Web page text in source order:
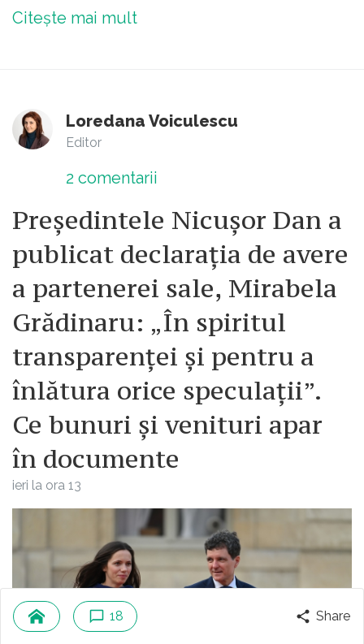
Citește mai mult
Loredana Voiculescu
Editor
2 comentarii
Președintele Nicușor Dan a
publicat declarația de avere
a partenerei sale, Mirabela
Grădinaru: „În spiritul
transparenței și pentru a
înlătura orice speculații”.
Ce bunuri și venituri apar
în documente
ieri la ora 13
18 Share